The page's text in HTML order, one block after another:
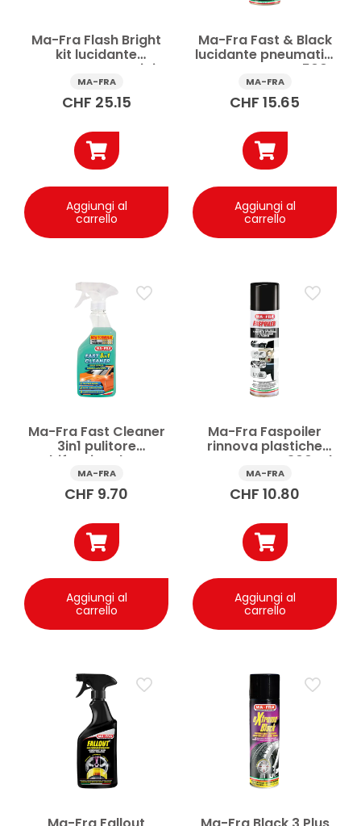
Ma-Fra Flash Bright
kit lucidante
cromature e acciaio
auto 80 ml
MA-FRA
CHF 25.15
Aggiungi al
carrello
Ma-Fra Fast & Black
lucidante pneumatici
e gomme auto 500
ml
MA-FRA
CHF 15.65
Aggiungi al
carrello
Ma-Fra Fast Cleaner
3in1 pulitore
multifunzionale auto
500 ml
MA-FRA
CHF 9.70
Aggiungi al
carrello
Ma-Fra Faspoiler
rinnova plastiche
esterne auto 300 ml
MA-FRA
CHF 10.80
Aggiungi al
carrello